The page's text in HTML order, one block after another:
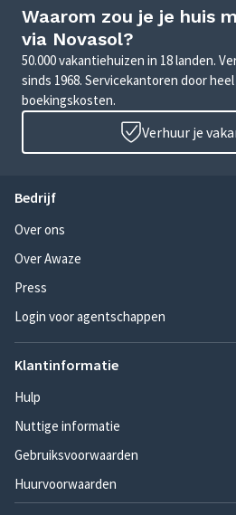
Waarom zou je je huis
via Novasol?
50.000 vakantiehuizen in 18 landen.
sinds 1968. Servicekantoren door heel
boekingskosten.
Verhuur je
Bedrijf
Over ons
Over Awaze
Press
Login voor agentschappen
Klantinformatie
Hulp
Nuttige informatie
Gebruiksvoorwaarden
Huurvoorwaarden